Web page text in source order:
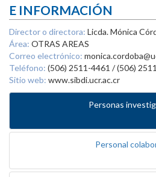
E INFORMACIÓN
Director o directora: Licda. Mónica
Área: OTRAS AREAS
Correo electrónico:
Teléfono: (506) 2511-4461 / (506)
Sitio web: www.sibdi.ucr.ac.cr
Personas
Personal